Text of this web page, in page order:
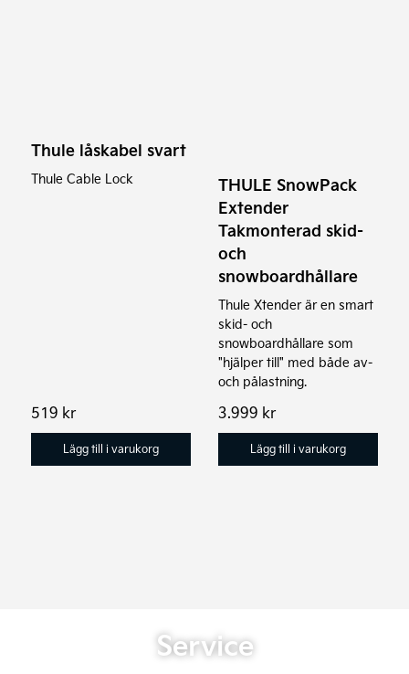
Thule låskabel svart
Thule Cable Lock
519 kr
Lägg till i varukorg
THULE SnowPack
Extender
Takmonterad skid-
och
snowboardhållare
Thule Xtender är en smart
skid- och
snowboardhållare som
"hjälper till" med både av-
och pålastning.
3.999 kr
Lägg till i varukorg
Service